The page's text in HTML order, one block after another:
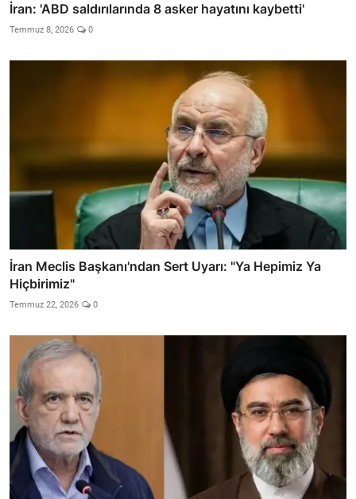
İran: 'ABD saldırılarında 8 asker hayatını kaybetti'
Temmuz 8, 2026 0
İran Meclis Başkanı'ndan Sert Uyarı: "Ya Hepimiz Ya
Hiçbirimiz"
Temmuz 22, 2026 0